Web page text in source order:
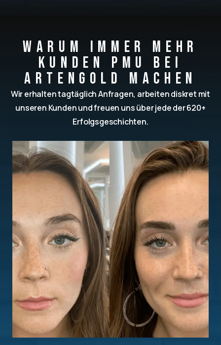
Warum immer mehr
Kunden PMU bei
Artengold machen
Wir erhalten tagtäglich Anfragen, arbeiten diskret mit
unseren Kunden und freuen uns über jede der 620+
Erfolgsgeschichten.